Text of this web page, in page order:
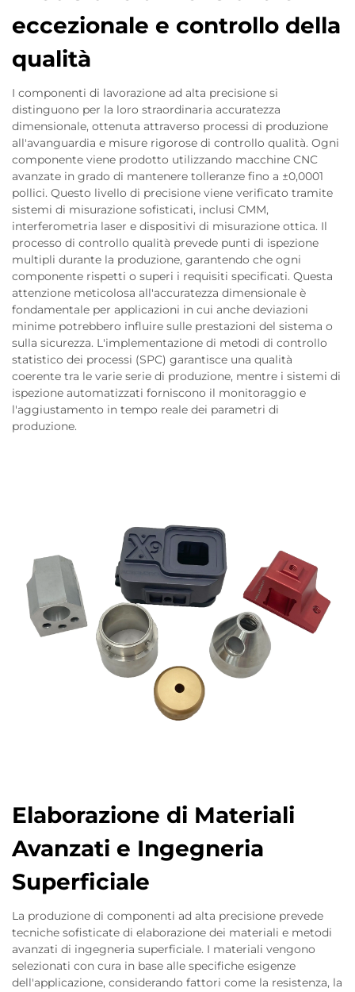
eccezionale e controllo della
qualità
I componenti di lavorazione ad alta precisione si
distinguono per la loro straordinaria accuratezza
dimensionale, ottenuta attraverso processi di produzione
all'avanguardia e misure rigorose di controllo qualità. Ogni
componente viene prodotto utilizzando macchine CNC
avanzate in grado di mantenere tolleranze fino a ±0,0001
pollici. Questo livello di precisione viene verificato tramite
sistemi di misurazione sofisticati, inclusi CMM,
interferometria laser e dispositivi di misurazione ottica. Il
processo di controllo qualità prevede punti di ispezione
multipli durante la produzione, garantendo che ogni
componente rispetti o superi i requisiti specificati. Questa
attenzione meticolosa all'accuratezza dimensionale è
fondamentale per applicazioni in cui anche deviazioni
minime potrebbero influire sulle prestazioni del sistema o
sulla sicurezza. L'implementazione di metodi di controllo
statistico dei processi (SPC) garantisce una qualità
coerente tra le varie serie di produzione, mentre i sistemi di
ispezione automatizzati forniscono il monitoraggio e
l'aggiustamento in tempo reale dei parametri di
produzione.
Elaborazione di Materiali
Avanzati e Ingegneria
Superficiale
La produzione di componenti ad alta precisione prevede
tecniche sofisticate di elaborazione dei materiali e metodi
avanzati di ingegneria superficiale. I materiali vengono
selezionati con cura in base alle specifiche esigenze
dell'applicazione, considerando fattori come la resistenza, la